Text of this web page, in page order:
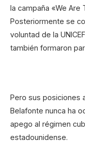
la campaña «We Are
Posteriormente se
voluntad de la
también formaron
Pero sus posiciones
Belafonte nunca ha
apego al régimen
estadounidense.